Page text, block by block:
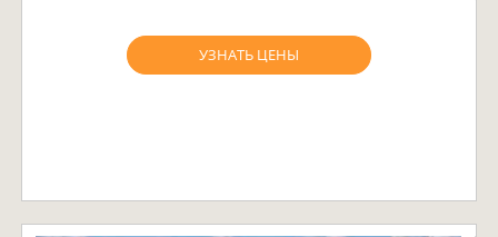
УЗНАТЬ ЦЕНЫ